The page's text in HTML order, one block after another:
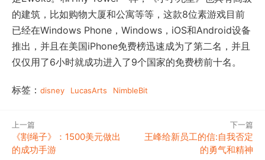
的建筑，比如购物大厦和公寓等等，这款8位素游戏目前
已经在Windows Phone，Windows，iOS和Android设备
推出，并且在美国iPhone免费榜迅速成为了第二名，并且
仅仅用了6小时就成功进入了9个国家的免费榜前十名。
标签： disney LucasArts NimbleBit
上一篇
《割绳子》：1500美元做出
的成功手游
下一篇
王峰给新员工的信:自我否定
的勇气和精神